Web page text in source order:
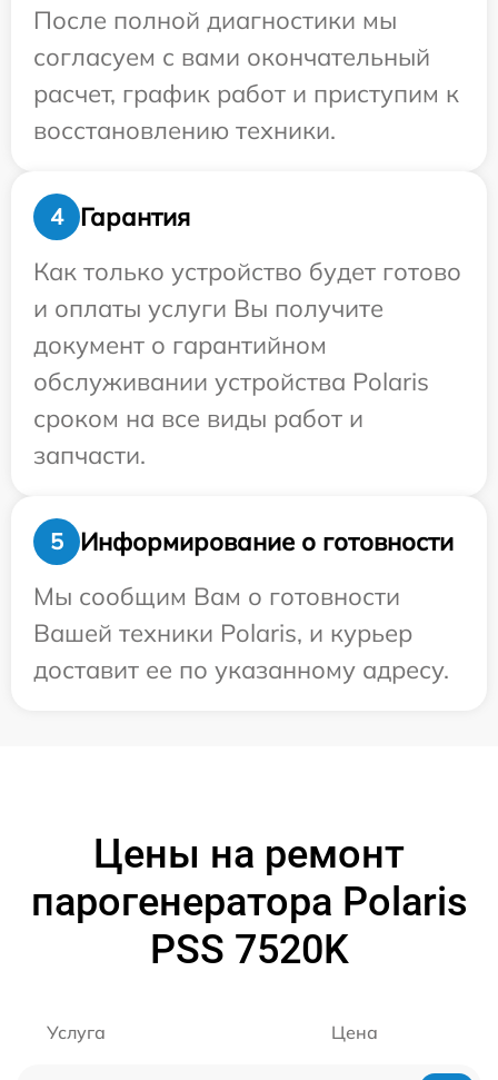
После полной диагностики мы
согласуем с вами окончательный
расчет, график работ и приступим к
восстановлению техники.
4
Гарантия
Как только устройство будет готово
и оплаты услуги Вы получите
документ о гарантийном
обслуживании устройства Polaris
сроком на все виды работ и
запчасти.
5
Информирование о готовности
Мы сообщим Вам о готовности
Вашей техники Polaris, и курьер
доставит ее по указанному адресу.
Цены на ремонт
парогенератора Polaris
PSS 7520K
Услуга Цена